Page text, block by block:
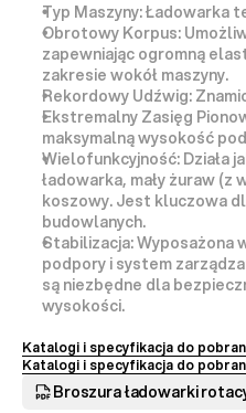
Typ Maszyny:Ładowarka
Obrotowy Korpus:
zapewniając ogromną
zakresie wokół maszyny.
Rekordowy Udźwig:
Ekstremalny Zasięg
maksymalną wysokość
Wielofunkcyjność: Działa
ładowarka, mały żuraw (z
koszowy. Jest kluczowa
budowlanych.
Stabilizacja: Wyposażona
podpory i system
są niezbędne dla
wysokości.
Katalogi i specyfikacja do
Katalogi i specyfikacja do
Broszura ładowarki